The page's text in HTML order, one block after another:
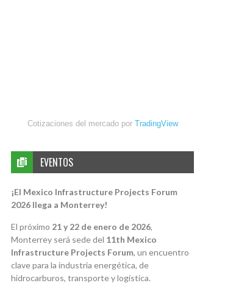
Cotizaciones del mercado por TradingView
EVENTOS
¡El Mexico Infrastructure Projects Forum
2026 llega a Monterrey!
El próximo 21 y 22 de enero de 2026,
Monterrey será sede del 11th Mexico
Infrastructure Projects Forum, un encuentro
clave para la industria energética, de
hidrocarburos, transporte y logística.